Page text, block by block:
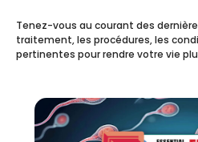
Tenez-vous au courant des
traitement, les procédures, les
pertinentes pour rendre votre vie